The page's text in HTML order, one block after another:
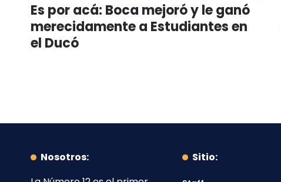
Es por acá: Boca mejoró y le ganó
merecidamente a Estudiantes en
el Ducó
Nosotros:
Sitio: